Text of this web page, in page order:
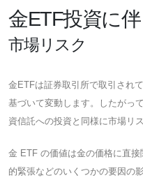
金ETF投資に
市場リスク
金ETFは証券取引所で取引され
基づいて変動します。したがっ
資信託への投資と同様に市場リ
金 ETF の価値は金の価格に直
的緊張などのいくつかの要因の